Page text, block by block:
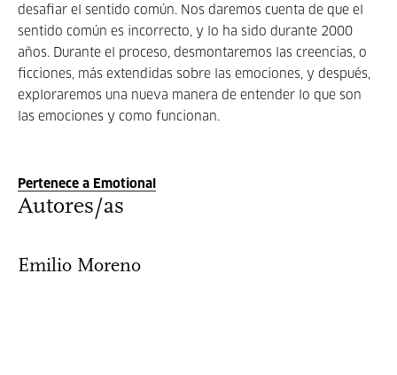
desafiar el sentido común. Nos daremos cuenta de que el
sentido común es incorrecto, y lo ha sido durante 2000
años. Durante el proceso, desmontaremos las creencias, o
ficciones, más extendidas sobre las emociones, y después,
exploraremos una nueva manera de entender lo que son
las emociones y como funcionan.
Pertenece a Emotional
Autores/as
Emilio Moreno